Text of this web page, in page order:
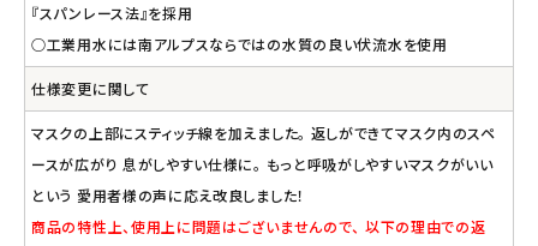
『スパンレース法』を採用
○工業用水には南アルプスならではの水質の良い伏流水を使用
仕様変更に関して
マスクの上部にスティッチ線を加えました。 返しができてマスク内のスペ
ースが広がり 息がしやすい仕様に。 もっと呼吸がしやすいマスクがいい
という 愛用者様の声に応え改良しました！
商品の特性上、使用上に問題はございませんので、 以下の理由での返